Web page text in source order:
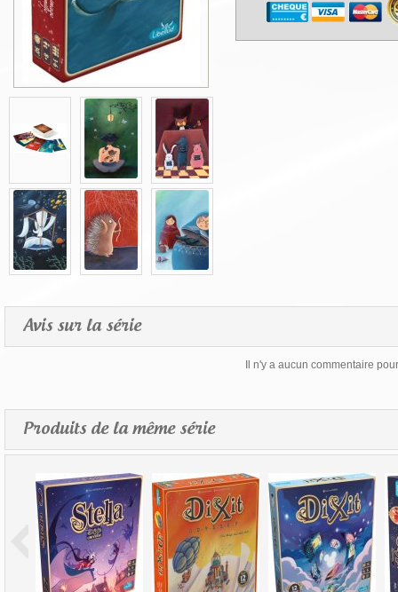
Avis sur la série
Il n'y a aucun commentaire
Produits de la même série